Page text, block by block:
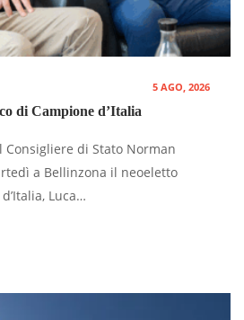
5 AGO, 2026
di Campione d’Italia
Consigliere di Stato Norman
a Bellinzona il neoeletto
Luca…